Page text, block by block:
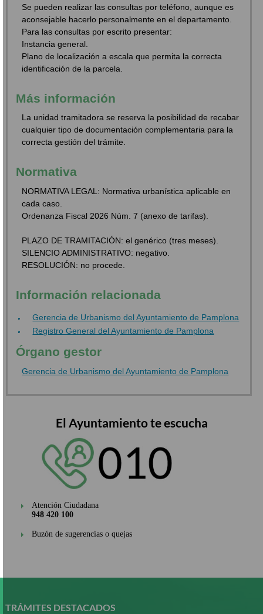
Se pueden realizar las consultas por teléfono, aunque es
aconsejable hacerlo personalmente en el departamento.
Para las consultas por escrito presentar:
Instancia general.
Plano de localización a escala que permita la correcta
identificación de la parcela.
Más información
La unidad tramitadora se reserva la posibilidad de recabar
cualquier tipo de documentación complementaria para la
correcta gestión del trámite.
Normativa
NORMATIVA LEGAL: Normativa urbanística aplicable en
cada caso.
Ordenanza Fiscal 2026 Núm. 7 (anexo de tarifas).
PLAZO DE TRAMITACIÓN: el genérico (tres meses).
SILENCIO ADMINISTRATIVO: negativo.
RESOLUCIÓN: no procede.
Información relacionada
Gerencia de Urbanismo del Ayuntamiento de Pamplona
Registro General del Ayuntamiento de Pamplona
Órgano gestor
Gerencia de Urbanismo del Ayuntamiento de Pamplona
El Ayuntamiento te escucha
Atención Ciudadana
948 420 100
Buzón de sugerencias o quejas
contenido
TRÁMITES DESTACADOS